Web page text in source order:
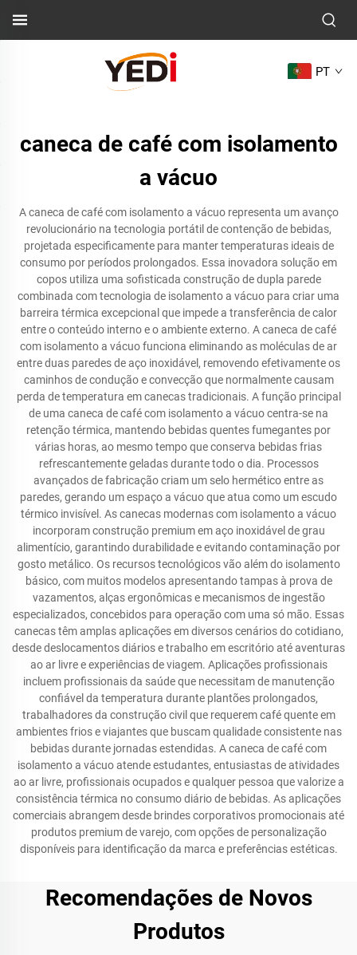
PT
caneca de café com isolamento
a vácuo
A caneca de café com isolamento a vácuo representa um avanço
revolucionário na tecnologia portátil de contenção de bebidas,
projetada especificamente para manter temperaturas ideais de
consumo por períodos prolongados. Essa inovadora solução em
copos utiliza uma sofisticada construção de dupla parede
combinada com tecnologia de isolamento a vácuo para criar uma
barreira térmica excepcional que impede a transferência de calor
entre o conteúdo interno e o ambiente externo. A caneca de café
com isolamento a vácuo funciona eliminando as moléculas de ar
entre duas paredes de aço inoxidável, removendo efetivamente os
caminhos de condução e convecção que normalmente causam
perda de temperatura em canecas tradicionais. A função principal
de uma caneca de café com isolamento a vácuo centra-se na
retenção térmica, mantendo bebidas quentes fumegantes por
várias horas, ao mesmo tempo que conserva bebidas frias
refrescantemente geladas durante todo o dia. Processos
avançados de fabricação criam um selo hermético entre as
paredes, gerando um espaço a vácuo que atua como um escudo
térmico invisível. As canecas modernas com isolamento a vácuo
incorporam construção premium em aço inoxidável de grau
alimentício, garantindo durabilidade e evitando contaminação por
gosto metálico. Os recursos tecnológicos vão além do isolamento
básico, com muitos modelos apresentando tampas à prova de
vazamentos, alças ergonômicas e mecanismos de ingestão
especializados, concebidos para operação com uma só mão. Essas
canecas têm amplas aplicações em diversos cenários do cotidiano,
desde deslocamentos diários e trabalho em escritório até aventuras
ao ar livre e experiências de viagem. Aplicações profissionais
incluem profissionais da saúde que necessitam de manutenção
confiável da temperatura durante plantões prolongados,
trabalhadores da construção civil que requerem café quente em
ambientes frios e viajantes que buscam qualidade consistente nas
bebidas durante jornadas estendidas. A caneca de café com
isolamento a vácuo atende estudantes, entusiastas de atividades
ao ar livre, profissionais ocupados e qualquer pessoa que valorize a
consistência térmica no consumo diário de bebidas. As aplicações
comerciais abrangem desde brindes corporativos promocionais até
produtos premium de varejo, com opções de personalização
disponíveis para identificação da marca e preferências estéticas.
Recomendações de Novos
Produtos